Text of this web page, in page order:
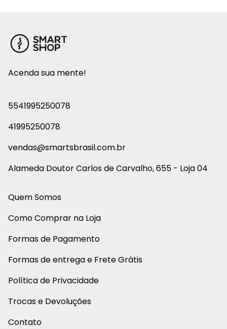
Acenda sua mente!
5541995250078
41995250078
vendas@smartsbrasil.com.br
Alameda Doutor Carlos de Carvalho, 655 - Loja 04
Quem Somos
Como Comprar na Loja
Formas de Pagamento
Formas de entrega e Frete Grátis
Política de Privacidade
Trocas e Devoluções
Contato